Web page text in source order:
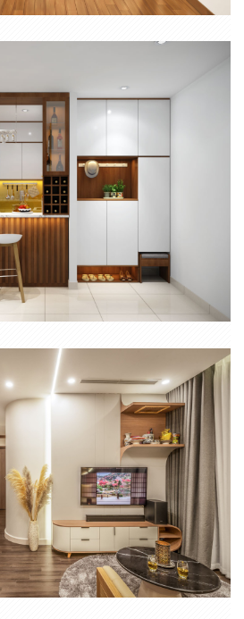
CƯ DĨ AN BÌNH DƯƠNG
CHUNG CƯ QUẬN 7